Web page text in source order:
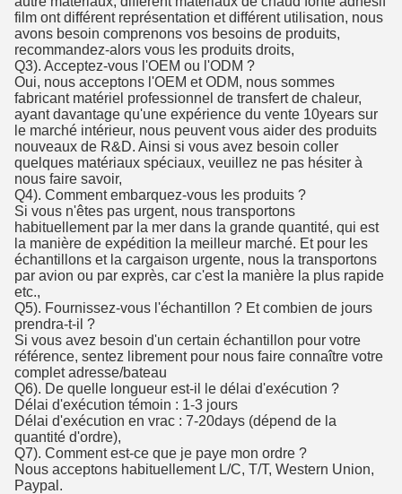
film ont différent représentation et différent utilisation, nous
avons besoin comprenons vos besoins de produits,
recommandez-alors vous les produits droits,
Q3). Acceptez-vous l'OEM ou l'ODM ?
Oui, nous acceptons l'OEM et ODM, nous sommes
fabricant matériel professionnel de transfert de chaleur,
ayant davantage qu'une expérience du vente 10years sur
le marché intérieur, nous peuvent vous aider des produits
nouveaux de R&D. Ainsi si vous avez besoin coller
quelques matériaux spéciaux, veuillez ne pas hésiter à
nous faire savoir,
Q4). Comment embarquez-vous les produits ?
Si vous n'êtes pas urgent, nous transportons
habituellement par la mer dans la grande quantité, qui est
la manière de expédition la meilleur marché. Et pour les
échantillons et la cargaison urgente, nous la transportons
par avion ou par exprès, car c'est la manière la plus rapide
etc.,
Q5). Fournissez-vous l'échantillon ? Et combien de jours
prendra-t-il ?
Si vous avez besoin d'un certain échantillon pour votre
référence, sentez librement pour nous faire connaître votre
complet adresse/bateau
Q6). De quelle longueur est-il le délai d'exécution ?
Délai d'exécution témoin : 1-3 jours
Délai d'exécution en vrac : 7-20days (dépend de la
quantité d'ordre),
Q7). Comment est-ce que je paye mon ordre ?
Nous acceptons habituellement L/C, T/T, Western Union,
Paypal.